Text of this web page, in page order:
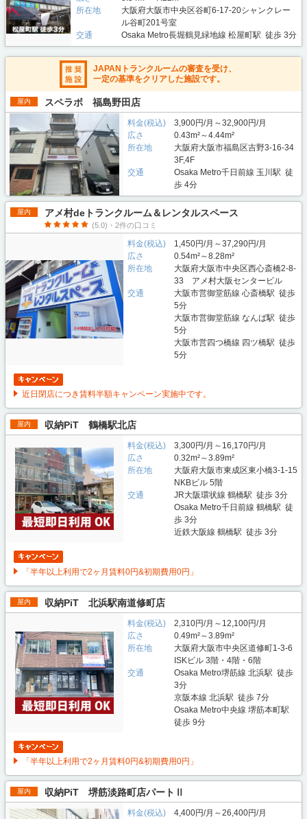
所在地
大阪府大阪市中央区谷町6-17-20シャンクレー
ル谷町201号室
交通
Osaka Metro長堀鶴見緑地線 松屋町駅 徒歩 3分
JAPANトランクルームの審査を受け、
一定の基準をクリアした施設です。
屋内 スペラボ 福島野田店
料金(税込)
3,900円/月～32,900円/月
広さ
0.43m²～4.44m²
所在地
大阪府大阪市福島区吉野3-16-34
3F,4F
交通
Osaka Metro千日前線 玉川駅 徒
歩 4分
屋内 アメ村deトランクルーム＆レンタルスペース
(5.0)・2件の口コミ
料金(税込)
1,450円/月～37,290円/月
広さ
0.54m²～8.28m²
所在地
大阪府大阪市中央区西心斎橋2-8-
33 アメ村大阪センタービル
交通
大阪市営御堂筋線 心斎橋駅 徒歩
5分
大阪市営御堂筋線 なんば駅 徒歩
5分
大阪市営四つ橋線 四ツ橋駅 徒歩
5分
近日閉店につき賃料半額キャンペーン実施中です。
屋内 収納PiT 鶴橋駅北店
料金(税込)
3,300円/月～16,170円/月
広さ
0.32m²～3.89m²
所在地
大阪府大阪市東成区東小橋3-1-15
NKBビル 5階
交通
JR大阪環状線 鶴橋駅 徒歩 3分
Osaka Metro千日前線 鶴橋駅 徒
歩 3分
近鉄大阪線 鶴橋駅 徒歩 3分
「半年以上利用で2ヶ月賃料0円&初期費用0円」
屋内 収納PiT 北浜駅南道修町店
料金(税込)
2,310円/月～12,100円/月
広さ
0.49m²～3.89m²
所在地
大阪府大阪市中央区道修町1-3-6
ISKビル 3階・4階・6階
交通
Osaka Metro堺筋線 北浜駅 徒歩
3分
京阪本線 北浜駅 徒歩 7分
Osaka Metro中央線 堺筋本町駅
徒歩 9分
「半年以上利用で2ヶ月賃料0円&初期費用0円」
屋内 収納PiT 堺筋淡路町店パートⅡ
料金(税込)
4,400円/月～26,400円/月